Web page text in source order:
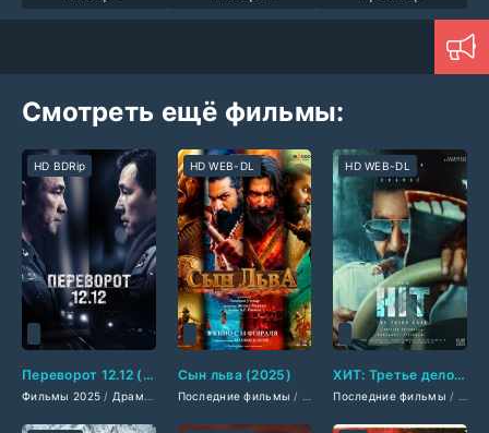
Смотреть ещё фильмы:
Переворот 12.12 (2025)
Фильмы 2025 / Драмы 2025 /Исторические фильмы 2025/Зарубежные
HD BDRip
Сын льва (2025)
Последние фильмы / Фильмы 2025/Боевики 2025
HD WEB-DL
ХИТ: Третье дело (2025)
Последние фильмы /
HD WEB-DL